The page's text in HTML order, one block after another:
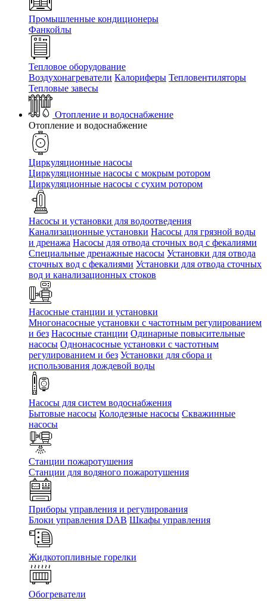
Промышленные кондиционеры
Фанкойлы
Тепловое оборудование
Воздухонагреватели Калориферы Тепловентиляторы
Тепловые завесы
Отопление и водоснабжение
Отопление и водоснабжение
Циркуляционные насосы
Циркуляционные насосы с мокрым ротором
Циркуляционные насосы с сухим ротором
Насосы и установки для водоотведения
Канализационные установки Насосы для грязной воды
и дренажа Насосы для отвода сточных вод c фекалиями
Специальные дренажные насосы Установки для отвода
сточных вод c фекалиями Установки для отвода сточных
вод и канализационных стоков
Насосные станции и установки
Многонасосные установки с частотным регулированием
и без Насосные станции Одинарные повысительные
насосы Однонасосные установки с частотным
регулированием и без Установки для сбора и
использования дождевой воды
Насосы для систем водоснабжения
Бытовые насосы Колодезные насосы Скважинные
насосы
Станции пожаротушения
Станции для водяного пожаротушения
Приборы управления и регулирования
Блоки управления DAB Шкафы управления
Жидкотопливные горелки
Обогреватели